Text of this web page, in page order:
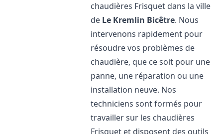
chaudières Frisquet dans la ville
de Le Kremlin Bicêtre. Nous
intervenons rapidement pour
résoudre vos problèmes de
chaudière, que ce soit pour une
panne, une réparation ou une
installation neuve. Nos
techniciens sont formés pour
travailler sur les chaudières
Frisquet et disposent des outils